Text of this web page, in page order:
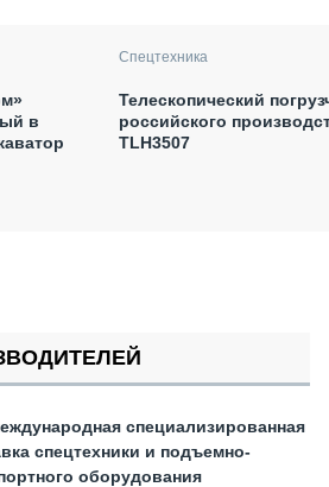
в
Спецтехника
Телескопический
российского
TLH3507
специализированная
спецтехники и подъемно-
оборудования